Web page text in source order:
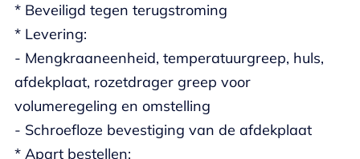
* Beveiligd tegen terugstroming
* Levering:
- Mengkraaneenheid, temperatuurgreep, huls,
afdekplaat, rozetdrager greep voor
volumeregeling en omstelling
- Schroefloze bevestiging van de afdekplaat
* Apart bestellen: